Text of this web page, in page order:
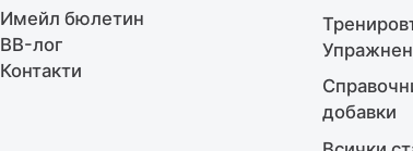
Имейл бюлетин
BB-лог
Контакти
добавки